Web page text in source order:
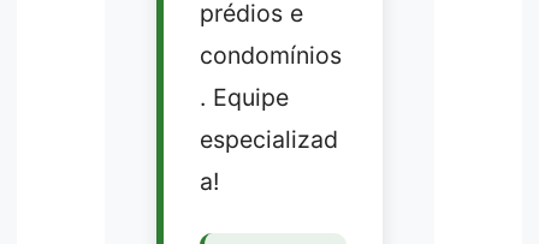
prédios e
condomínios
. Equipe
especializad
a!